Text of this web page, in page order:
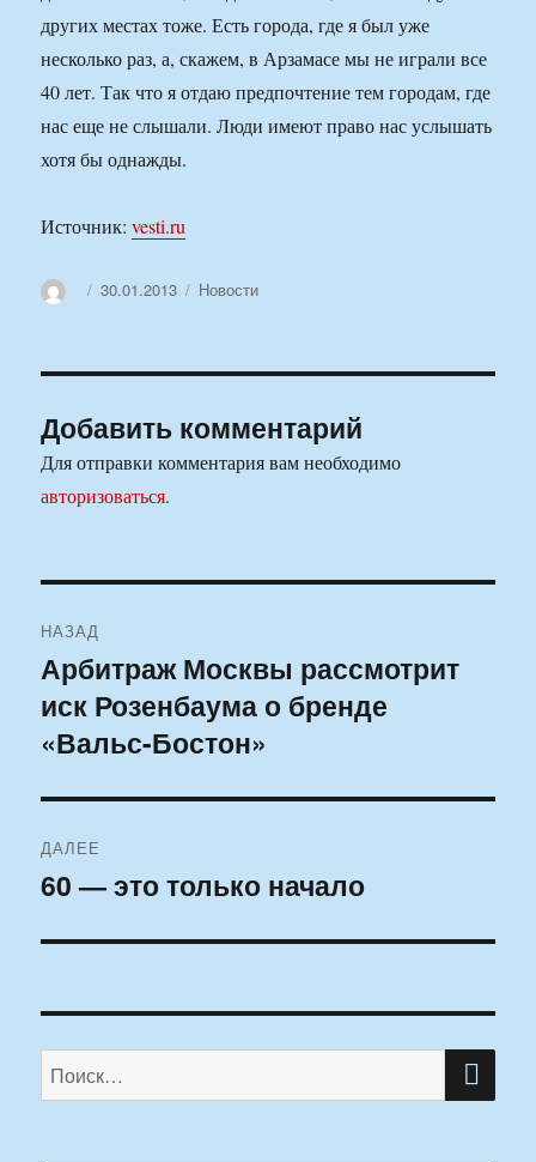
других местах тоже. Есть города, где я был уже
несколько раз, а, скажем, в Арзамасе мы не играли все
40 лет. Так что я отдаю предпочтение тем городам, где
нас еще не слышали. Люди имеют право нас услышать
хотя бы однажды.
Источник:vesti.ru
АвторОпубликовано
30.01.2013 Рубрики
Новости
Добавить комментарий
Для отправки комментария вам необходимо
авторизоваться.
по
записям
НАЗАД
Предыдущая
запись:
Арбитраж Москвы рассмотрит
иск Розенбаума о бренде
«Вальс-Бостон»
ДАЛЕЕ
Следующая
60 — это только начало
Искать: